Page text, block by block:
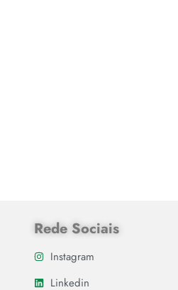
Rede Sociais
Instagram
Linkedin